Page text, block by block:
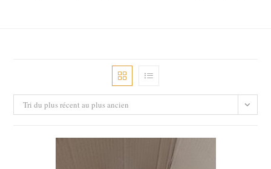
Tri du plus récent au plus ancien